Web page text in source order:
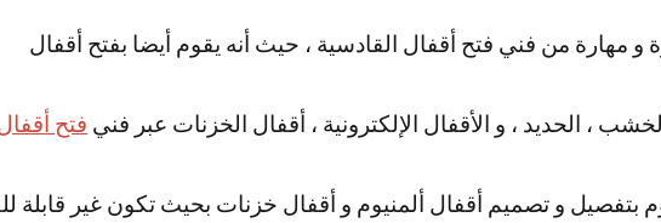
مهارة من فني فتح أقفال القادسية ، حيث أنه يقوم أيضا بفتح أقفال
، الحديد ، و الأقفال الإلكترونية ، أقفال الخزنات عبر فني فتح
بتفصيل و تصميم أقفال ألمنيوم و أقفال خزنات بحيث تكون غير قابلة